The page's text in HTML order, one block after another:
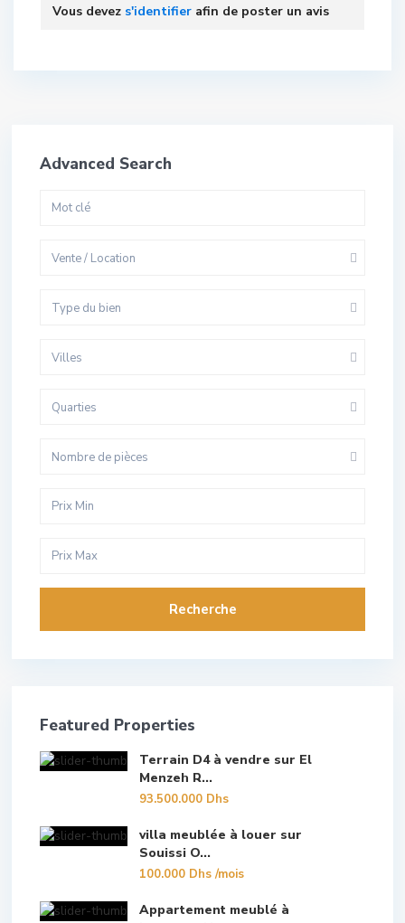
Vous devez s'identifier afin de poster un avis
Advanced Search
Vente / Location
Type du bien
Villes
Quarties
Nombre de pièces
Recherche
Featured Properties
Terrain D4 à vendre sur El
Menzeh R...
93.500.000 Dhs
villa meublée à louer sur
Souissi O...
100.000 Dhs/mois
Appartement meublé à